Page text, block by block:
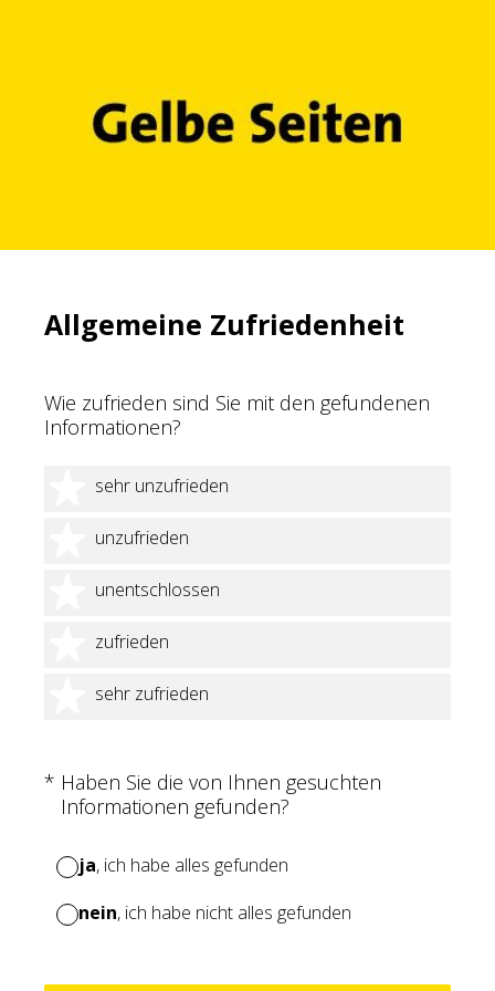
Allgemeine Zufriedenheit
Wie zufrieden sind Sie mit den gefundenen
Informationen?
sehr unzufrieden
1 Stern
unzufrieden
2 Sterne
unentschlossen
3 Sterne
zufrieden
4 Sterne
sehr zufrieden
5 Sterne
* Haben Sie die von Ihnen gesuchten
Informationen gefunden?
(Erforderlich.)
ja, ich habe alles gefunden
nein, ich habe nicht alles gefunden